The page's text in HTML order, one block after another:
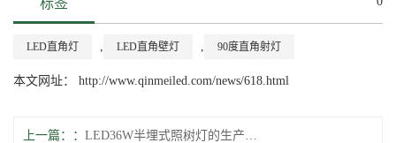
LED直角灯 LED直角壁灯 90度直角射灯
本文网址： http://www.qinmeiled.com/news/618.html
上一篇：